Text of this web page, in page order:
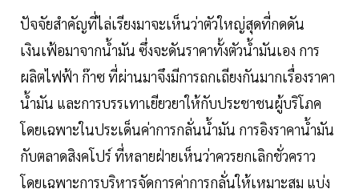
ปัจจัยสำคัญที่ไล่เรียงมาจะเห็นว่าตัวใหญ่สุดที่กดดัน
เงินเฟ้อมาจากน้ำมัน ซึ่งจะดันราคาทั้งตัวน้ำมันเอง การ
ผลิตไฟฟ้า ก๊าซ ที่ผ่านมาจึงมีการถกเถียงกันมากเรื่องราคา
น้ำมัน และการบรรเทาเยียวยาให้กับประชาชนผู้บริโภค
โดยเฉพาะในประเด็นค่าการกลั่นน้ำมัน การอิงราคาน้ำมัน
กับตลาดสิงคโปร์ ที่หลายฝ่ายเห็นว่าควรยกเลิกชั่วคราว
โดยเฉพาะการบริหารจัดการค่าการกลั่นให้เหมาะสม แบ่ง